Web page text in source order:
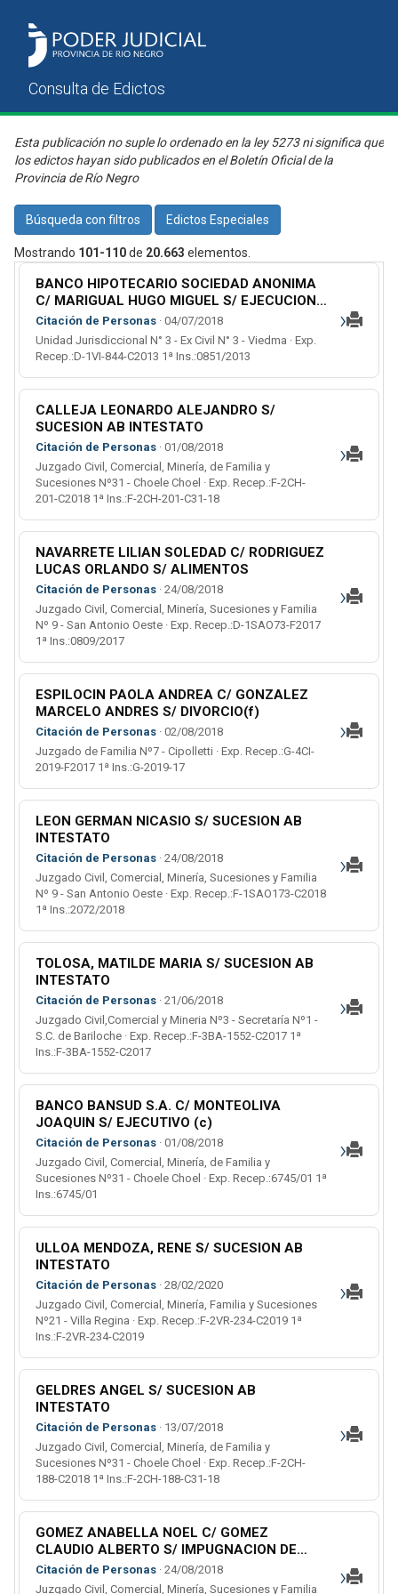
Esta publicación no suple lo ordenado en la ley 5273 ni significa que
los edictos hayan sido publicados en el Boletín Oficial de la
Provincia de Río Negro
Búsqueda con filtros Edictos Especiales
Mostrando 101-110de 20.663 elementos.
BANCO HIPOTECARIO SOCIEDAD ANONIMA
C/ MARIGUAL HUGO MIGUEL S/ EJECUCION
HIPOTECARIA
Citación de Personas · 04/07/2018
Unidad Jurisdiccional N° 3 - Ex Civil N° 3 - Viedma · Exp.
Recep.:D-1VI-844-C2013 1ª Ins.:0851/2013
›
CALLEJA LEONARDO ALEJANDRO S/
SUCESION AB INTESTATO
Citación de Personas · 01/08/2018
Juzgado Civil, Comercial, Minería, de Familia y
Sucesiones Nº31 - Choele Choel · Exp. Recep.:F-2CH-
201-C2018 1ª Ins.:F-2CH-201-C31-18
›
NAVARRETE LILIAN SOLEDAD C/ RODRIGUEZ
LUCAS ORLANDO S/ ALIMENTOS
Citación de Personas · 24/08/2018
Juzgado Civil, Comercial, Minería, Sucesiones y Familia
Nº 9 - San Antonio Oeste · Exp. Recep.:D-1SAO73-F2017
1ª Ins.:0809/2017
›
ESPILOCIN PAOLA ANDREA C/ GONZALEZ
MARCELO ANDRES S/ DIVORCIO(f)
Citación de Personas · 02/08/2018
Juzgado de Familia Nº7 - Cipolletti · Exp. Recep.:G-4CI-
2019-F2017 1ª Ins.:G-2019-17
›
LEON GERMAN NICASIO S/ SUCESION AB
INTESTATO
Citación de Personas · 24/08/2018
Juzgado Civil, Comercial, Minería, Sucesiones y Familia
Nº 9 - San Antonio Oeste · Exp. Recep.:F-1SAO173-C2018
1ª Ins.:2072/2018
›
TOLOSA, MATILDE MARIA S/ SUCESION AB
INTESTATO
Citación de Personas · 21/06/2018
Juzgado Civil,Comercial y Mineria Nº3 - Secretaría Nº1 -
S.C. de Bariloche · Exp. Recep.:F-3BA-1552-C2017 1ª
Ins.:F-3BA-1552-C2017
›
BANCO BANSUD S.A. C/ MONTEOLIVA
JOAQUIN S/ EJECUTIVO (c)
Citación de Personas · 01/08/2018
Juzgado Civil, Comercial, Minería, de Familia y
Sucesiones Nº31 - Choele Choel · Exp. Recep.:6745/01 1ª
Ins.:6745/01
›
ULLOA MENDOZA, RENE S/ SUCESION AB
INTESTATO
Citación de Personas · 28/02/2020
Juzgado Civil, Comercial, Minería, Familia y Sucesiones
Nº21 - Villa Regina · Exp. Recep.:F-2VR-234-C2019 1ª
Ins.:F-2VR-234-C2019
›
GELDRES ANGEL S/ SUCESION AB
INTESTATO
Citación de Personas · 13/07/2018
Juzgado Civil, Comercial, Minería, de Familia y
Sucesiones Nº31 - Choele Choel · Exp. Recep.:F-2CH-
188-C2018 1ª Ins.:F-2CH-188-C31-18
›
GOMEZ ANABELLA NOEL C/ GOMEZ
CLAUDIO ALBERTO S/ IMPUGNACION DE
ESTADO
Citación de Personas · 24/08/2018
Juzgado Civil, Comercial, Minería, Sucesiones y Familia
›